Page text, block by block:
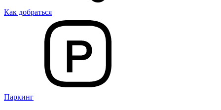
Как добраться
Паркинг